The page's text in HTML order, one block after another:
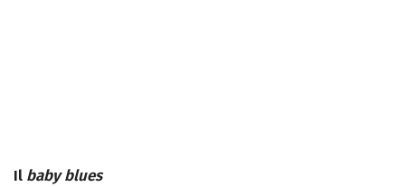
Il baby blues